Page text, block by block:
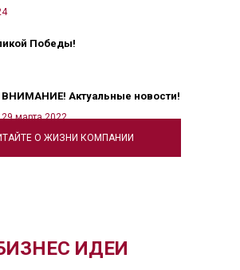
О ЖИЗНИ КОМПАНИИ
Победы!
ВНИМАНИЕ! Актуальные новости!
29 марта 2022
ИДЕИ